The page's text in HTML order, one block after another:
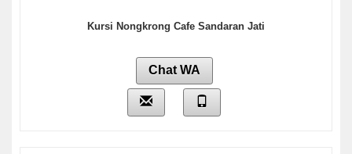
Kursi Nongkrong Cafe Sandaran Jati
Chat WA